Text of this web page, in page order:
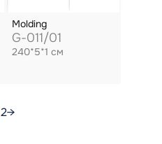
Molding
G-011/01
240*5*1 см
2→